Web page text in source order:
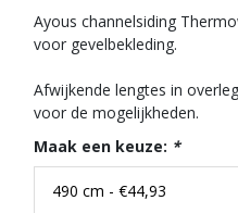
Ayous channelsiding
voor gevelbekleding.
Afwijkende lengtes in
voor de mogelijkheden.
Maak een keuze: *